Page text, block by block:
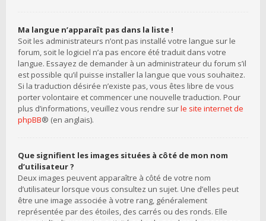
Ma langue n’apparaît pas dans la liste !
Soit les administrateurs n’ont pas installé votre langue sur le
forum, soit le logiciel n’a pas encore été traduit dans votre
langue. Essayez de demander à un administrateur du forum s’il
est possible qu’il puisse installer la langue que vous souhaitez.
Si la traduction désirée n’existe pas, vous êtes libre de vous
porter volontaire et commencer une nouvelle traduction. Pour
plus d’informations, veuillez vous rendre surle site internet de
phpBB® (en anglais).
Que signifient les images situées à côté de mon nom
d’utilisateur ?
Deux images peuvent apparaître à côté de votre nom
d’utilisateur lorsque vous consultez un sujet. Une d’elles peut
être une image associée à votre rang, généralement
représentée par des étoiles, des carrés ou des ronds. Elle